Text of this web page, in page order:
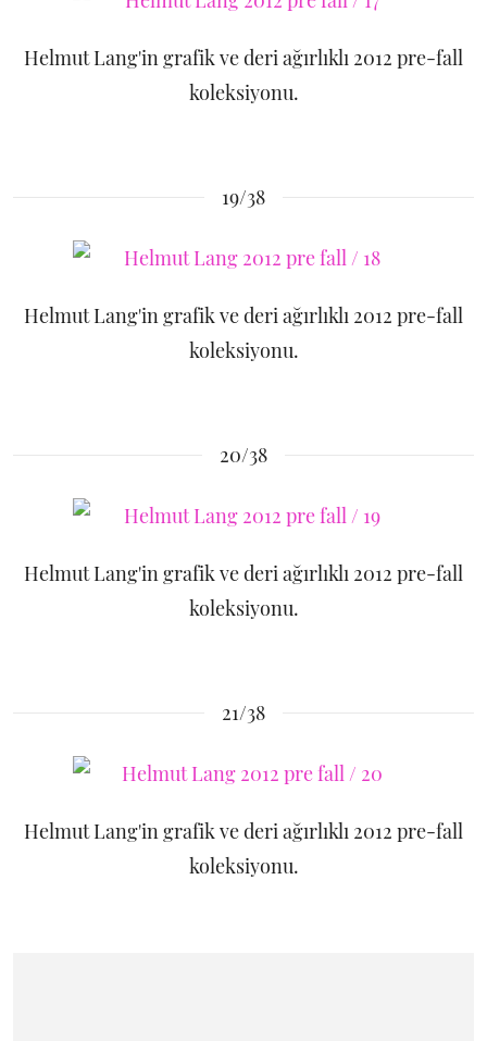
Helmut Lang'in grafik ve deri ağırlıklı 2012 pre-fall
koleksiyonu.
19/38
Helmut Lang'in grafik ve deri ağırlıklı 2012 pre-fall
koleksiyonu.
20/38
Helmut Lang'in grafik ve deri ağırlıklı 2012 pre-fall
koleksiyonu.
21/38
Helmut Lang'in grafik ve deri ağırlıklı 2012 pre-fall
koleksiyonu.